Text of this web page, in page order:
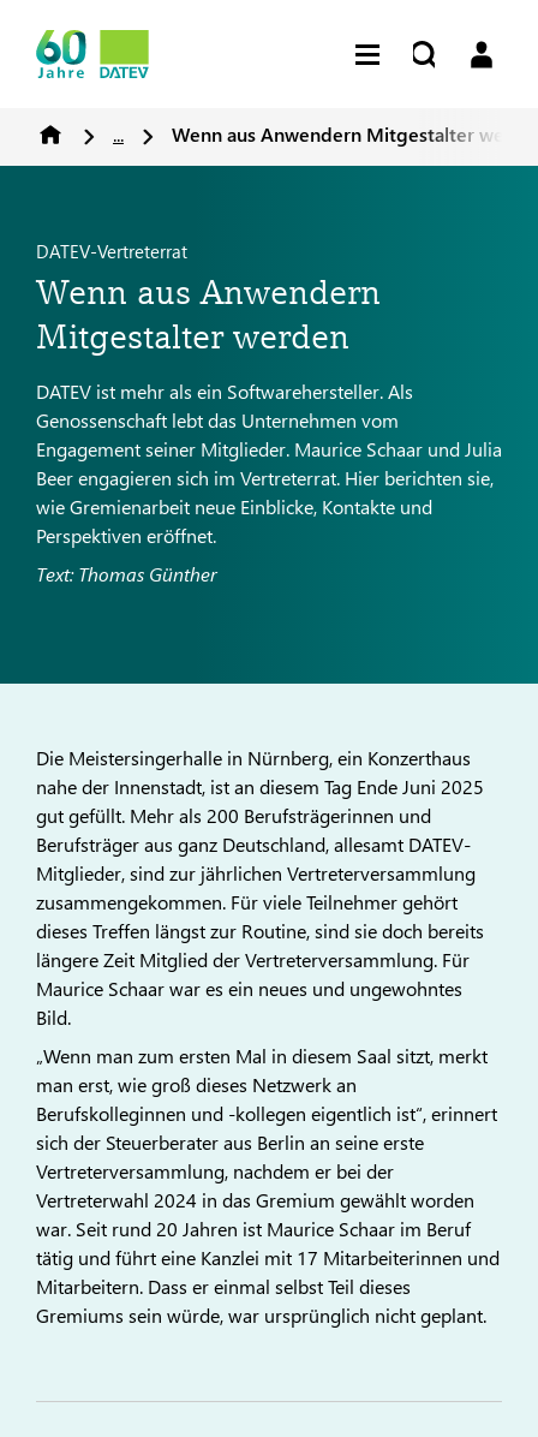
... Wenn aus Anwendern Mitgestalter
DATEV-Vertreterrat
Wenn aus Anwendern
Mitgestalter werden
DATEV ist mehr als ein Softwarehersteller. Als
Genossenschaft lebt das Unternehmen vom
Engagement seiner Mitglieder. Maurice Schaar und Julia
Beer engagieren sich im Vertreterrat. Hier berichten sie,
wie Gremienarbeit neue Einblicke, Kontakte und
Perspektiven eröffnet.
Text: Thomas Günther
Die Meistersingerhalle in Nürnberg, ein Konzerthaus
nahe der Innenstadt, ist an diesem Tag Ende Juni 2025
gut gefüllt. Mehr als 200 Berufsträgerinnen und
Berufsträger aus ganz Deutschland, allesamt DATEV-
Mitglieder, sind zur jährlichen Vertreterversammlung
zusammengekommen. Für viele Teilnehmer gehört
dieses Treffen längst zur Routine, sind sie doch bereits
längere Zeit Mitglied der Vertreterversammlung. Für
Maurice Schaar war es ein neues und ungewohntes
Bild.
„Wenn man zum ersten Mal in diesem Saal sitzt, merkt
man erst, wie groß dieses Netzwerk an
Berufskolleginnen und -kollegen eigentlich ist“, erinnert
sich der Steuerberater aus Berlin an seine erste
Vertreterversammlung, nachdem er bei der
Vertreterwahl 2024 in das Gremium gewählt worden
war. Seit rund 20 Jahren ist Maurice Schaar im Beruf
tätig und führt eine Kanzlei mit 17 Mitarbeiterinnen und
Mitarbeitern. Dass er einmal selbst Teil dieses
Gremiums sein würde, war ursprünglich nicht geplant.